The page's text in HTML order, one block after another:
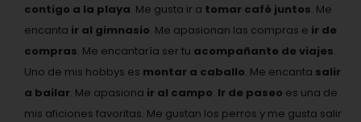
contigo a la playa. Me gusta ir a tomar café juntos. Me
encanta ir al gimnasio. Me apasionan las compras e ir de
compras. Me encantaría ser tu acompañante de viajes.
Uno de mis hobbys es montar a caballo. Me encanta salir
a bailar. Me apasiona ir al campo. Ir de paseo es una de
mis aficiones favoritas. Me gustan los perros y me gusta salir